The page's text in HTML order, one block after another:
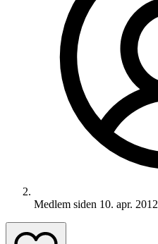
Medlem siden 10. apr. 2012